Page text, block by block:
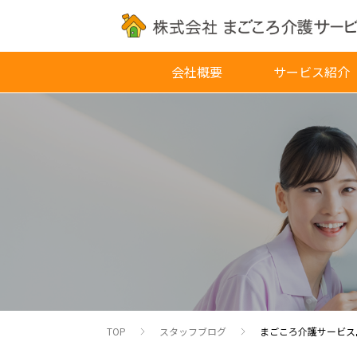
会社概要 サービス紹介
TOP スタッフブログ まごころ介護サービ